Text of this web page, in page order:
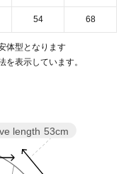
54 68
体型となります
表示しています。
length 53cm